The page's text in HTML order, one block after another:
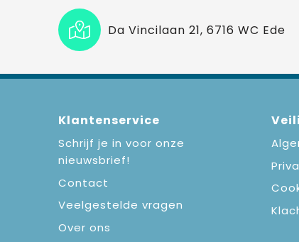
Da Vincilaan 21, 6716 WC Ede
Klantenservice
Schrijf je in voor onze
nieuwsbrief!
Contact
Veelgestelde vragen
Over ons